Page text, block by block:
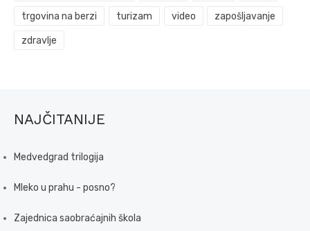
trgovina na berzi turizam video zapošljavanje
zdravlje
NAJČITANIJE
Medvedgrad trilogija
Mleko u prahu - posno?
Zajednica saobraćajnih škola